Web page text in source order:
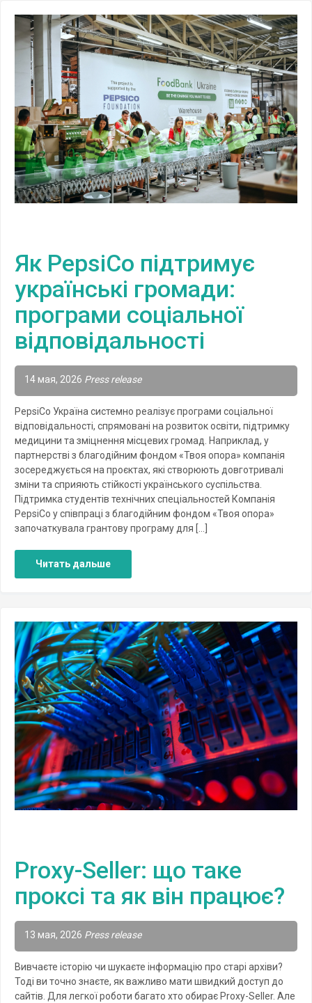
Як PepsiCo підтримує
українські громади:
програми соціальної
відповідальності
14 мая, 2026 Press release
PepsiCo Україна системно реалізує програми соціальної
відповідальності, спрямовані на розвиток освіти, підтримку
медицини та зміцнення місцевих громад. Наприклад, у
партнерстві з благодійним фондом «Твоя опора» компанія
зосереджується на проєктах, які створюють довготривалі
зміни та сприяють стійкості українського суспільства.
Підтримка студентів технічних спеціальностей Компанія
PepsiCo у співпраці з благодійним фондом «Твоя опора»
започаткувала грантову програму для […]
Читать дальше
Proxy-Seller: що таке
проксі та як він працює?
13 мая, 2026 Press release
Вивчаєте історію чи шукаєте інформацію про старі архіви?
Тоді ви точно знаєте, як важливо мати швидкий доступ до
сайтів. Для легкої роботи багато хто обирає Proxy-Seller. Але